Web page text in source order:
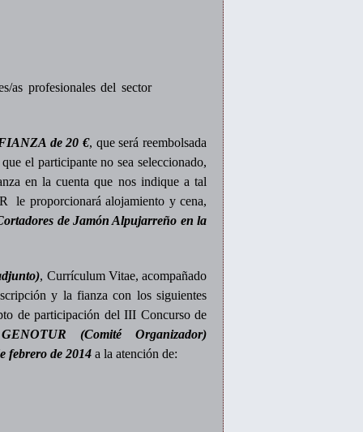
as profesionales del sector
de 20 €, que será reembolsada
el participante no sea seleccionado,
en la cuenta que nos indique a tal
le proporcionará alojamiento y cena,
de Jamón Alpujarreño en la
, Currículum Vitae, acompañado
y la fianza con los siguientes
de participación del III Concurso de
GENOTUR (Comité Organizador)
febrero de 2014 a la atención de: